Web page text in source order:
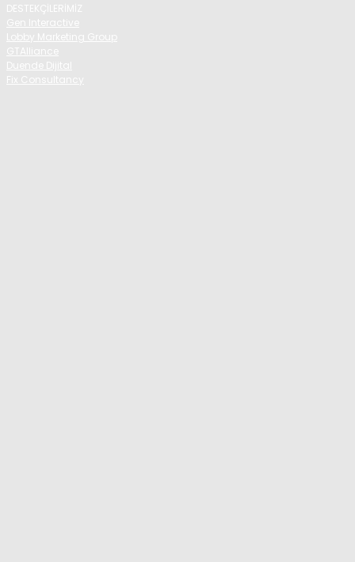
DESTEKÇİLERİMİZ
Gen Interactive
Lobby Marketing Group
GTAlliance
Duende Dijital
Fix Consultancy